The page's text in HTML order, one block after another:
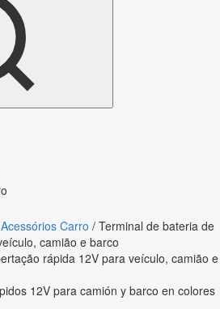
Acessórios Carro / Terminal de bateria de
camião e barco